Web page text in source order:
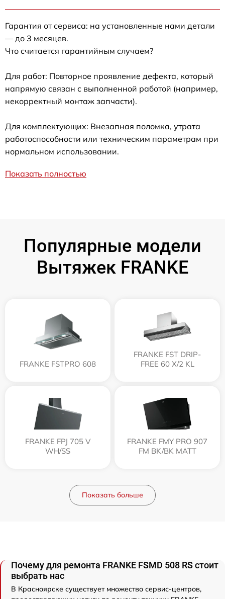
Гарантия от сервиса: на установленные нами детали
— до 3 месяцев.
Что считается гарантийным случаем?
Для работ: Повторное проявление дефекта, который
напрямую связан с выполненной работой (например,
некорректный монтаж запчасти).
Для комплектующих: Внезапная поломка, утрата
работоспособности или техническим параметрам при
нормальном использовании.
Показать полностью
Популярные модели
Вытяжек FRANKE
FRANKE FSTPRO 608
FRANKE FST DRIP-
FREE 60 X/2 KL
FRANKE FPJ 705 V
WH/SS
FRANKE FMY PRO 907
FM BK/BK MATT
Показать больше
Почему для ремонта FRANKE FSMD 508 RS стоит
выбрать нас
В Красноярске существует множество сервис-центров,